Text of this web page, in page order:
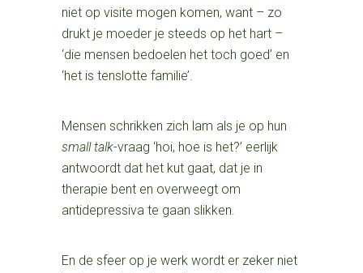
niet op visite mogen komen, want – zo
drukt je moeder je steeds op het hart –
‘die mensen bedoelen het toch goed’ en
‘het is tenslotte familie’.
Mensen schrikken zich lam als je op hun
small talk-vraag ‘hoi, hoe is het?’ eerlijk
antwoordt dat het kut gaat, dat je in
therapie bent en overweegt om
antidepressiva te gaan slikken.
En de sfeer op je werk wordt er zeker niet